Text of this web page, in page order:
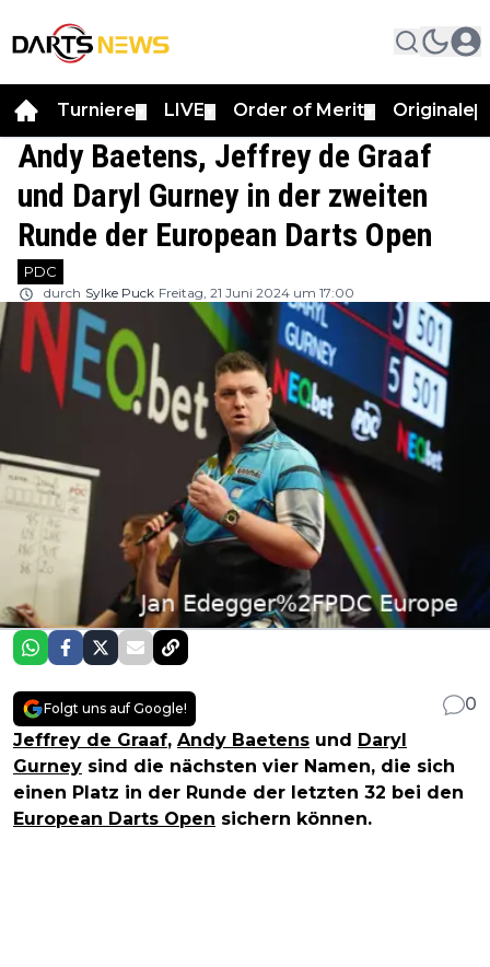
Turniere LIVE Order of Merit Originale
Andy Baetens, Jeffrey de Graaf
und Daryl Gurney in der zweiten
Runde der European Darts Open
PDC
durch Sylke Puck Freitag, 21 Juni 2024 um 17:00
Folgt uns auf Google!
0
Jeffrey de Graaf, Andy Baetens und
Daryl
Gurney sind die nächsten vier Namen, die sich
einen Platz in der Runde der letzten 32 bei den
European Darts Open sichern können.